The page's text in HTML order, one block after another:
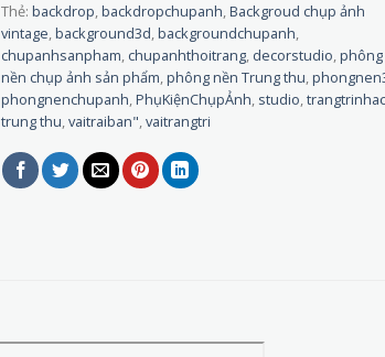
Thẻ: backdrop,backdropchupanh,Backgroud chụp ảnh
vintage,background3d,backgroundchupanh,
chupanhsanpham, chupanhthoitrang, decorstudio,phông
nền chụp ảnh sản phẩm,phông nền Trung thu,
phongnenchupanh,PhụKiệnChụpẢnh, studio,
trung thu,vaitraiban",vaitrangtri